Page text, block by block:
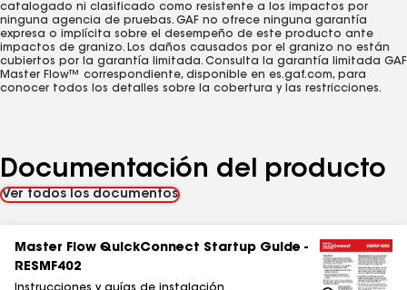
catalogado ni clasificado como resistente a los impactos por
ninguna agencia de pruebas. GAF no ofrece ninguna garantía
expresa o implícita sobre el desempeño de este producto ante
impactos de granizo. Los daños causados por el granizo no están
cubiertos por la garantía limitada. Consulta la garantía limitada GAF
Master Flow™ correspondiente, disponible en es.gaf.com, para
conocer todos los detalles sobre la cobertura y las restricciones.
Documentación del producto
Ver todos los documentos
Master Flow QuickConnect Startup Guide -
RESMF402
Instrucciones y guías de instalación